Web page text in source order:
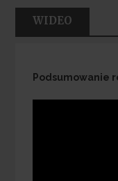
WIDEO
Podsumowanie